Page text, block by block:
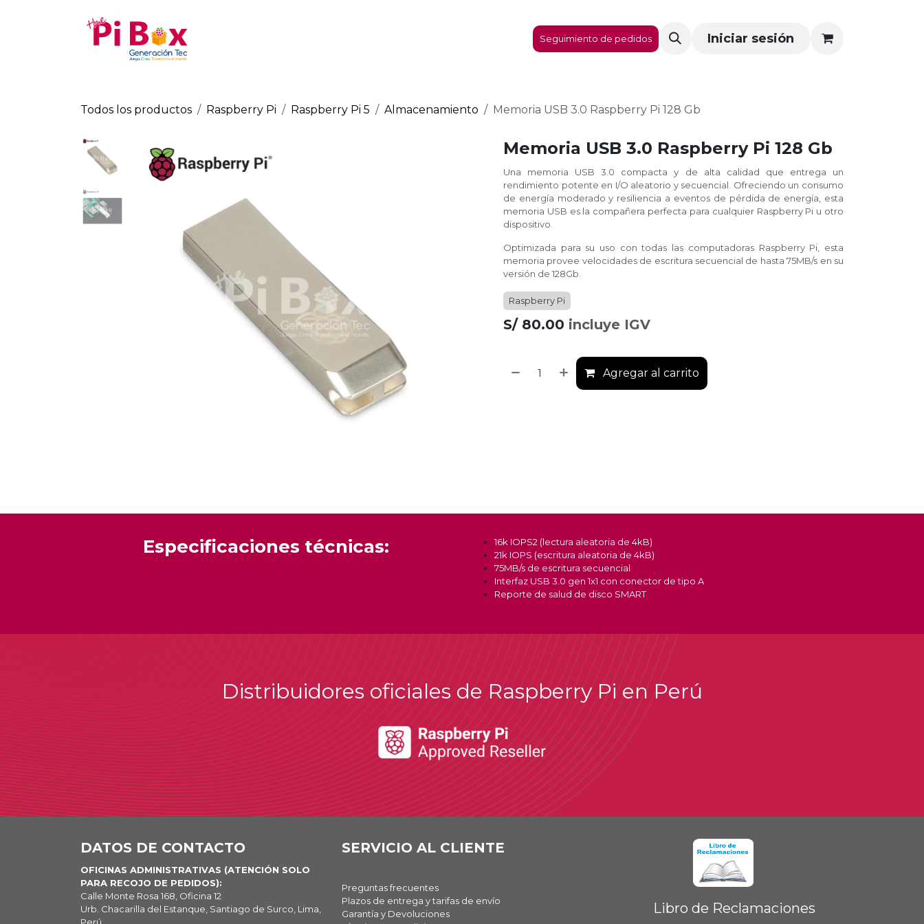
Tienda Seguimiento de pedidos Iniciar sesión
Todos los productos Raspberry Pi Raspberry Pi 5 Almacenamiento Memoria USB 3.0 Raspberry Pi 128 Gb
Memoria USB 3.0 Raspberry Pi 128 Gb
Una memoria USB 3.0 compacta y de alta calidad que entrega un
rendimiento potente en I/O aleatorio y secuencial. Ofreciendo un consumo
de energía moderado y resiliencia a eventos de pérdida de energía, esta
memoria USB es la compañera perfecta para cualquier Raspberry Pi u otro
dispositivo.
Optimizada para su uso con todas las computadoras Raspberry Pi, esta
memoria provee velocidades de escritura secuencial de hasta 75MB/s en su
versión de 128Gb.
Raspberry Pi
S/ 80.00 incluye IGV
Agregar al carrito
Especificaciones técnicas:
16k IOPS2 (lectura aleatoria de 4kB)
21k IOPS (escritura aleatoria de 4kB)
75MB/s de escritura secuencial
Interfaz USB 3.0 gen 1x1 con conector de tipo A
Reporte de salud de disco SMART
Distribuidores oficiales de Raspberry Pi en Perú
DATOS DE CONTACTO
OFICINAS ADMINISTRATIVAS (ATENCIÓN SOLO
PARA RECOJO DE PEDIDOS):
Calle Monte Rosa 168, Oficina 12
Urb. Chacarilla del Estanque, Santiago de Surco, Lima,
SERVICIO AL CLIENTE
Preguntas frecuentes
Plazos de entrega y tarifas de envío
Garantía y Devoluciones
Libro de Reclamaciones